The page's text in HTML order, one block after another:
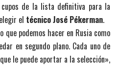
de la lista definitiva para la
el técnico José Pékerman.
que podemos hacer en Rusia como
en segundo plano. Cada uno de
le puede aportar a la selección»,